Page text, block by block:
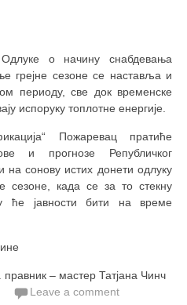
о начину снабдевања
грејне сезоне се наставља и
периоду, све док временске
испоруку топлотне енергије.
Пожаревац пратиће
и прогнозе Републичког
на сонову истих донети одлуку
сезоне, када се за то стекну
ће јавности бити на време
– мастер Татјана Чинч
Leave a comment